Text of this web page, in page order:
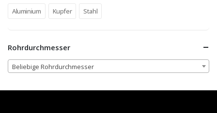
Aluminium Kupfer Stahl
Rohrdurchmesser
Beliebige Rohrdurchmesser